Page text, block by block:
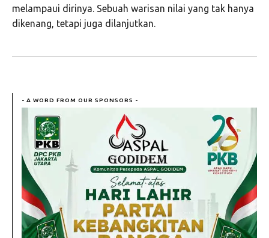
melampaui dirinya. Sebuah warisan nilai yang tak hanya
dikenang, tetapi juga dilanjutkan.
- A WORD FROM OUR SPONSORS -